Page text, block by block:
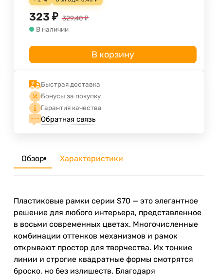
323 ₽ 329,40₽
В наличии
В корзину
Быстрая доставка
Бонусы за покупку
Гарантия качества
Обратная связь
Обзор Характеристики
Пластиковые рамки серии S70 — это элегантное
решение для любого интерьера, представленное
в восьми современных цветах. Многочисленные
комбинации оттенков механизмов и рамок
открывают простор для творчества. Их тонкие
линии и строгие квадратные формы смотрятся
броско, но без излишеств. Благодаря